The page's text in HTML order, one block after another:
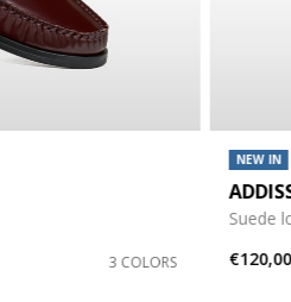
3 COLORS
NEW IN
Suede
€120,00